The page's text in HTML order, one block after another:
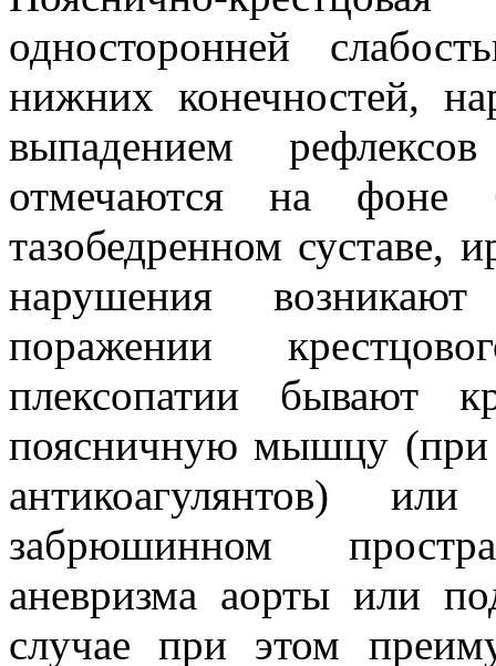
односторонней
нижних конечностей,
выпадением
отмечаются на фоне
тазобедренном суставе,
нарушения
поражении
плексопатии бывают
поясничную мышцу (при
антикоагулянтов)
забрюшинном
аневризма аорты или
случае при этом